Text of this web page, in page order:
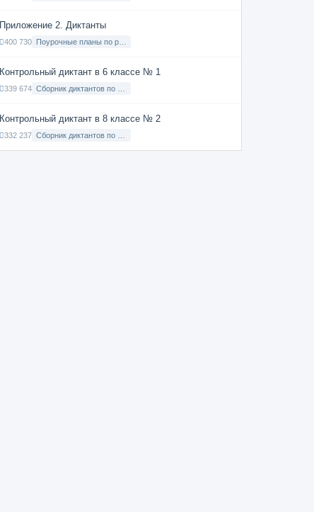
Приложение 2. Диктанты
400 730
Контрольный диктант в 6 классе № 1
339 674
Контрольный диктант в 8 классе № 2
332 237